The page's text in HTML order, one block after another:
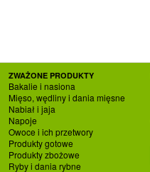
ZWAŻONE PRODUKTY
Bakalie i nasiona
Mięso, wędliny i dania mięsne
Nabiał i jaja
Napoje
Owoce i ich przetwory
Produkty gotowe
Produkty zbożowe
Ryby i dania rybne